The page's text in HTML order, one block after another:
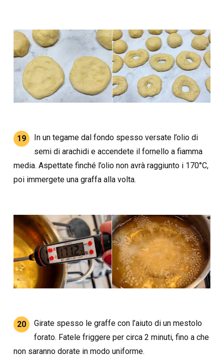
19
In un tegame dal fondo spesso versate l’olio di
semi di arachidi e accendete il fornello a fiamma
media. Aspettate finché l’olio non avrà raggiunto i 170°C,
poi immergete una graffa alla volta.
20
Girate spesso le graffe con l’aiuto di un mestolo
forato. Fatele friggere per circa 2 minuti, fino a che
non saranno dorate in modo uniforme.